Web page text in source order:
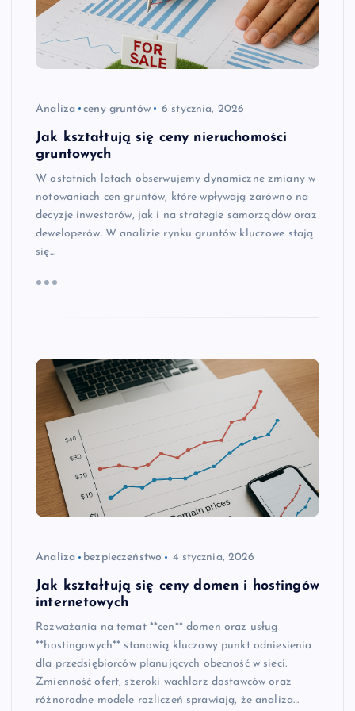
Analiza ceny gruntów 6 stycznia, 2026
Jak kształtują się ceny nieruchomości
gruntowych
W ostatnich latach obserwujemy dynamiczne zmiany w
notowaniach cen gruntów, które wpływają zarówno na
decyzje inwestorów, jak i na strategie samorządów oraz
deweloperów. W analizie rynku gruntów kluczowe stają
się…
Analiza bezpieczeństwo 4 stycznia, 2026
Jak kształtują się ceny domen i hostingów
internetowych
Rozważania na temat **cen** domen oraz usług
**hostingowych** stanowią kluczowy punkt odniesienia
dla przedsiębiorców planujących obecność w sieci.
Zmienność ofert, szeroki wachlarz dostawców oraz
różnorodne modele rozliczeń sprawiają, że analiza…